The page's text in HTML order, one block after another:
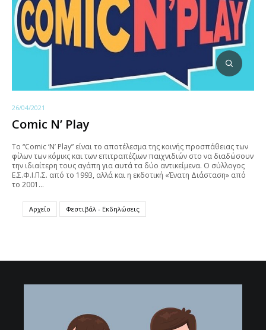
26/04/2021
Comic N’ Play
Το “Comic ‘N’ Play” είναι το αποτέλεσμα της κοινής προσπάθειας των
φίλων των κόμικς και των επιτραπέζιων παιχνιδιών στο να διαδώσουν
την ιδιαίτερη τους αγάπη για αυτά τα δύο αντικείμενα. Ο σύλλογος
Ε.Σ.Φ.Ι.Π.Σ. από το 1993, αλλά και η εκδοτική «Ένατη Διάσταση» από
το 2001…
Αρχείο Φεστιβάλ - Εκδηλώσεις